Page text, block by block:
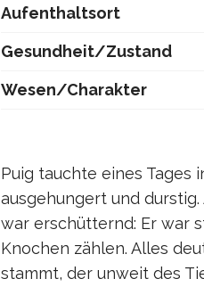
Aufenthaltsort
Gesundheit/Zustand
Wesen/Charakter
Puig tauchte eines Tages
ausgehungert und
war erschütternd: Er war
Knochen zählen. Alles
stammt, der unweit des